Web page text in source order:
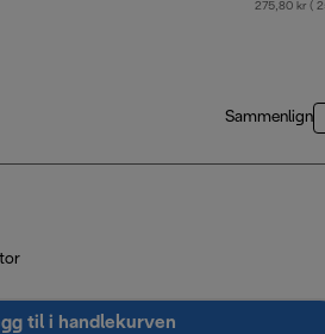
275,80 kr (
Sammenlign
til i handlekurven